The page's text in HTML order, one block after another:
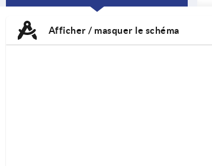
CURRENT
Afficher / masquer le schéma